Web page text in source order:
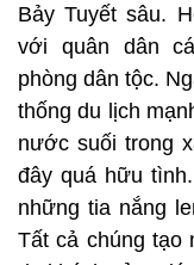
Bảy Tuyết sâu.
với quân dân
phòng dân tộc.
thống du lịch
nước suối trong
đây quá hữu
những tia nắng
Tất cả chúng tạo